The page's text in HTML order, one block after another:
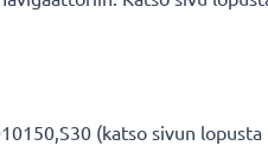
(katso sivun